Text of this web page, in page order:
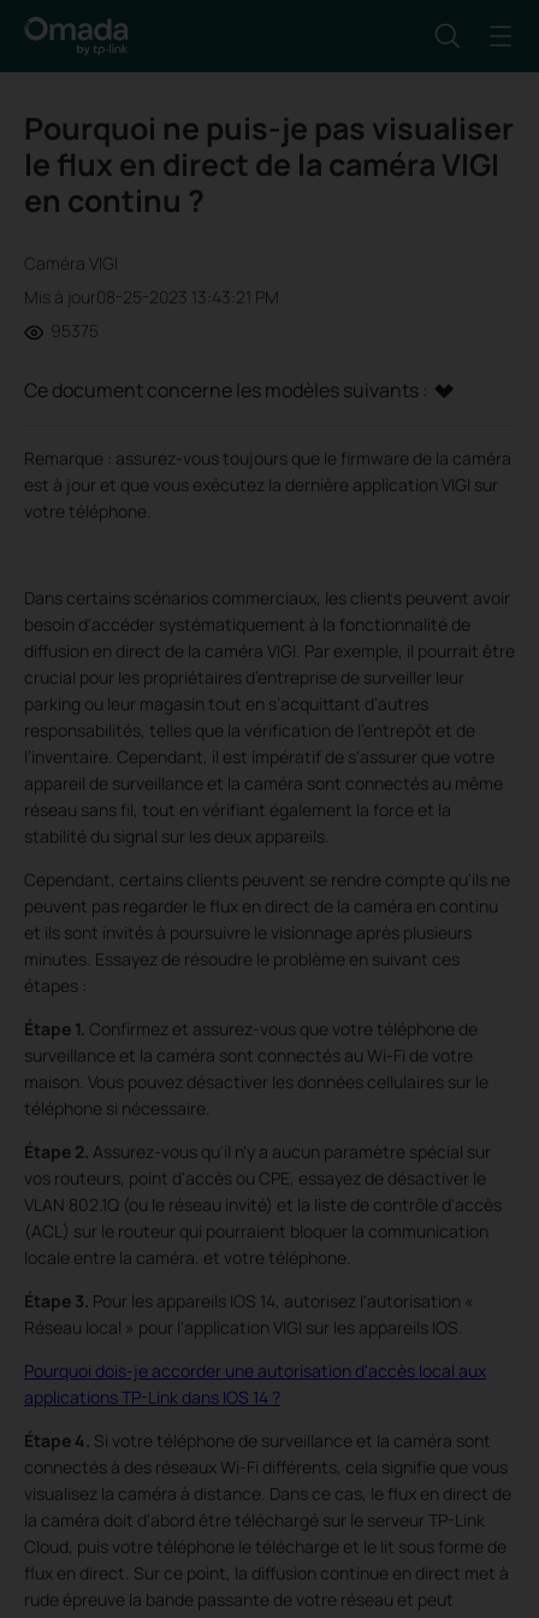
Pourquoi ne puis-je pas visualiser
le flux en direct de la caméra VIGI
en continu ?
Caméra VIGI
Mis à jour08-25-2023 13:43:21 PM
95375
Ce document concerne les modèles suivants :
Remarque : assurez-vous toujours que le firmware de la caméra
est à jour et que vous exécutez la dernière application VIGI sur
votre téléphone.
Dans certains scénarios commerciaux, les clients peuvent avoir
besoin d'accéder systématiquement à la fonctionnalité de
diffusion en direct de la caméra VIGI. Par exemple, il pourrait être
crucial pour les propriétaires d’entreprise de surveiller leur
parking ou leur magasin tout en s’acquittant d’autres
responsabilités, telles que la vérification de l’entrepôt et de
l’inventaire. Cependant, il est impératif de s'assurer que votre
appareil de surveillance et la caméra sont connectés au même
réseau sans fil, tout en vérifiant également la force et la
stabilité du signal sur les deux appareils.
Cependant, certains clients peuvent se rendre compte qu'ils ne
peuvent pas regarder le flux en direct de la caméra en continu
et ils sont invités à poursuivre le visionnage après plusieurs
minutes. Essayez de résoudre le problème en suivant ces
étapes :
Étape 1. Confirmez et assurez-vous que votre téléphone de
surveillance et la caméra sont connectés au Wi-Fi de votre
maison. Vous pouvez désactiver les données cellulaires sur le
téléphone si nécessaire.
Étape 2. Assurez-vous qu'il n'y a aucun paramètre spécial sur
vos routeurs, point d'accès ou CPE, essayez de désactiver le
VLAN 802.1Q (ou le réseau invité) et la liste de contrôle d'accès
(ACL) sur le routeur qui pourraient bloquer la communication
locale entre la caméra. et votre téléphone.
Étape 3. Pour les appareils IOS 14, autorisez l'autorisation «
Réseau local » pour l'application VIGI sur les appareils IOS.
Pourquoi dois-je accorder une autorisation d'accès local aux
applications TP-Link dans IOS 14 ?
Étape 4. Si votre téléphone de surveillance et la caméra sont
connectés à des réseaux Wi-Fi différents, cela signifie que vous
visualisez la caméra à distance. Dans ce cas, le flux en direct de
la caméra doit d'abord être téléchargé sur le serveur TP-Link
Cloud, puis votre téléphone le télécharge et le lit sous forme de
flux en direct. Sur ce point, la diffusion continue en direct met à
rude épreuve la bande passante de votre réseau et peut